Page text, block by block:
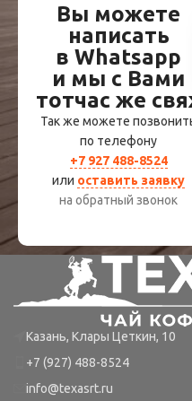
Вы можете
написать
в Whatsapp
и мы с Вами
тотчас же
Так же можете
по телефону
+7 927 488-8524
или оставить заявку
на обратный звонок
Казань, Клары Цеткин, 10
+7 (927) 488-8524
info@texasrt.ru